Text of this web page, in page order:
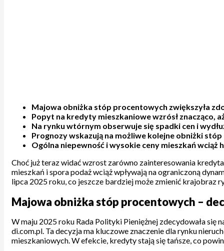
Majowa obniżka stóp procentowych zwiększyła
Popyt na kredyty mieszkaniowe wzrósł znacząco,
Na rynku wtórnym obserwuje się spadki cen i
Prognozy wskazują na możliwe kolejne obniżki
Ogólna niepewność i wysokie ceny mieszkań
Choć już teraz widać wzrost zarówno zainteresowania
mieszkań i spora podaż wciąż wpływają na ograniczoną
lipca 2025 roku, co jeszcze bardziej może zmienić krajobraz
Majowa obniżka stóp procentowych –
W maju 2025 roku Rada Polityki Pieniężnej zdecydowała
di.com.pl. Ta decyzja ma kluczowe znaczenie dla rynku
mieszkaniowych. W efekcie, kredyty stają się tańsze, co